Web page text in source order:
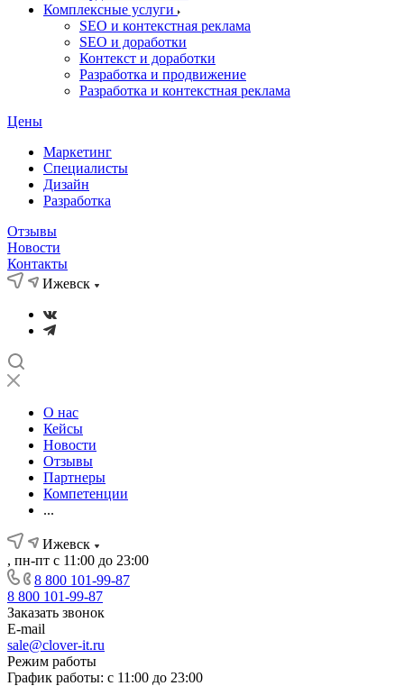
Комплексные услуги
SEO и контекстная реклама
SEO и доработки
Контекст и доработки
Разработка и продвижение
Разработка и контекстная реклама
Цены
Маркетинг
Специалисты
Дизайн
Разработка
Отзывы
Новости
Контакты
Ижевск
О нас
Кейсы
Новости
Отзывы
Партнеры
Компетенции
...
Ижевск
, пн-пт с 11:00 до 23:00
8 800 101-99-87
8 800 101-99-87
Заказать звонок
E-mail
sale@clover-it.ru
Режим работы
График работы: с 11:00 до 23:00